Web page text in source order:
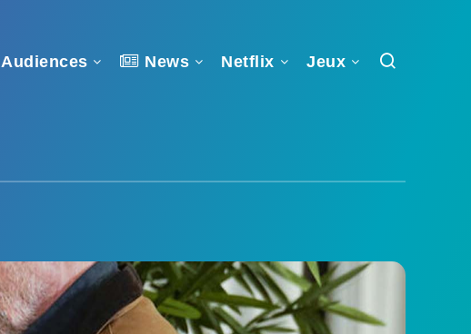
Audiences News Netflix Jeux